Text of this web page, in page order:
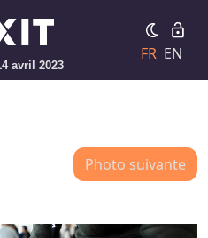
avril 2023
FR EN
Photo suivante